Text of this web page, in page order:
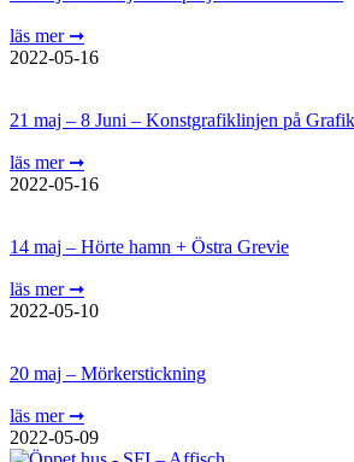
läs mer ➞
2022-05-16
21 maj – 8 Juni – Konstgrafiklinjen på
läs mer ➞
2022-05-16
14 maj – Hörte hamn + Östra Grevie
läs mer ➞
2022-05-10
20 maj – Mörkerstickning
läs mer ➞
2022-05-09